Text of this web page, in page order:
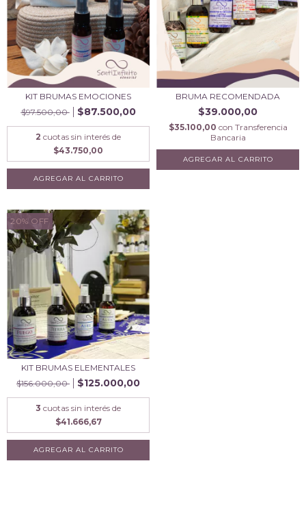
KIT BRUMAS EMOCIONES
$97.500,00
$87.500,00
2 cuotas sin interés de
$43.750,00
BRUMA RECOMENDADA
$39.000,00
$35.100,00 con Transferencia
Bancaria
20% OFF
KIT BRUMAS ELEMENTALES
$156.000,00
$125.000,00
3 cuotas sin interés de
$41.666,67